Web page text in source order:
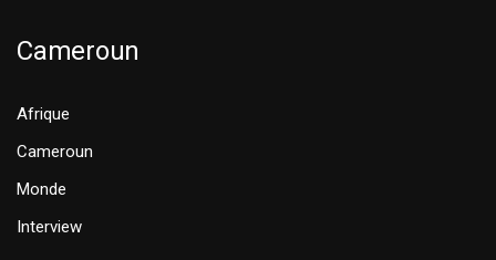
Cameroun
Afrique
Cameroun
Monde
Interview